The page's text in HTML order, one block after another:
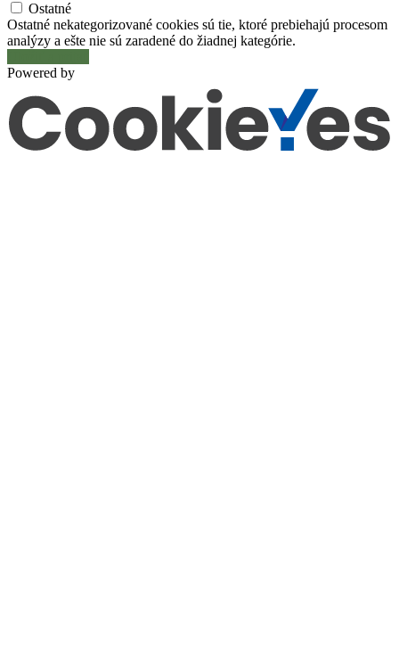
Ostatné
Ostatné nekategorizované cookies sú tie, ktoré prebiehajú procesom
analýzy a ešte nie sú zaradené do žiadnej kategórie.
Powered by